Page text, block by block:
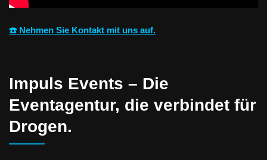
☎️ Nehmen Sie Kontakt mit uns auf.
Impuls Events – Die
Eventagentur, die verbindet für
Drogen.